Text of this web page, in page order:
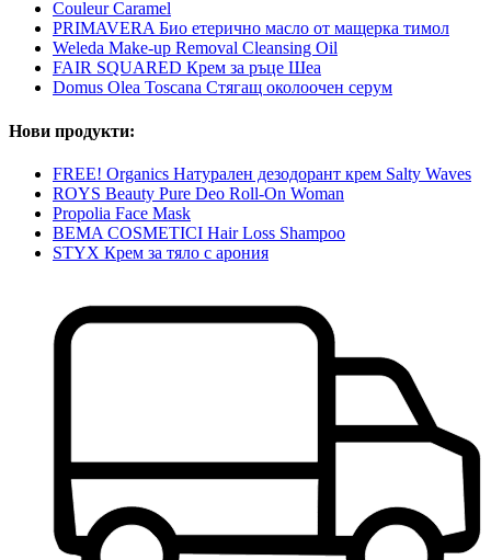
Couleur Caramel
PRIMAVERA Био етерично масло от мащерка тимол
Weleda Make-up Removal Cleansing Oil
FAIR SQUARED Крем за ръце Шеа
Domus Olea Toscana Стягащ околоочен серум
Нови продукти:
FREE! Organics Натурален дезодорант крем Salty Waves
ROYS Beauty Pure Deo Roll-On Woman
Propolia Face Mask
BEMA COSMETICI Hair Loss Shampoo
STYX Крем за тяло с арония